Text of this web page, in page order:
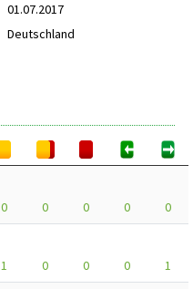
01.07.2017
Deutschland
0 0 0 0
0
1 0 0 0
1